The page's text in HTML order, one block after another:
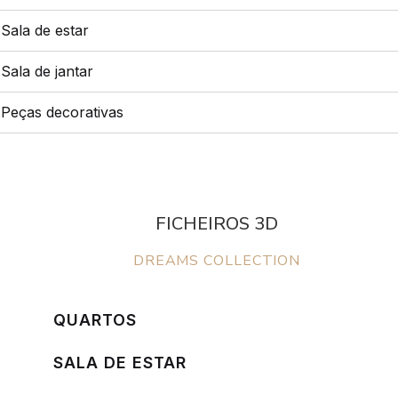
Sala de estar
Sala de jantar
Peças decorativas
FICHEIROS 3D
DREAMS COLLECTION
QUARTOS
SALA DE ESTAR